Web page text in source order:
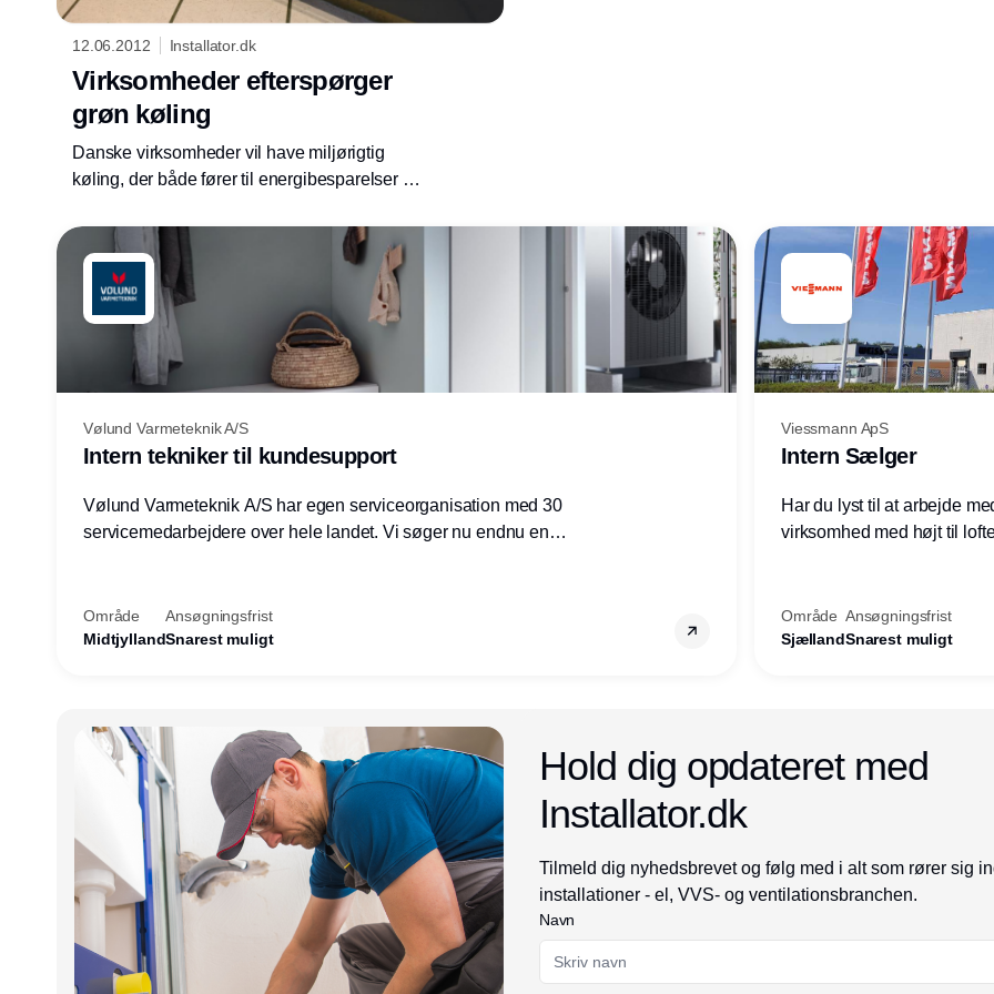
12.06.2012 Installator.dk
Virksomheder efterspørger
grøn køling
Danske virksomheder vil have miljørigtig
køling, der både fører til energibesparelser og
efterspørgsel på naturlige kølemidler og
installationer, der sammenkører el, køling og
ventilation.
Vølund Varmeteknik A/S
Intern tekniker til kundesupport
Vølund Varmeteknik A/S har egen serviceorganisation med 30
servicemedarbejdere over hele landet. Vi søger nu endnu en
Område
Midtjylland
Ansøgningsfrist
Snarest muligt
Viessmann ApS
Intern Sælger
Har du lyst til at arbejde
virksomhed med højt til
Område
Sjælland
Ansøgningsfrist
Snarest muligt
Hold dig opdateret med
Installator.dk
Tilmeld dig nyhedsbrevet og følg med i alt som rører sig
installationer - el, VVS- og ventilationsbranchen.
Navn